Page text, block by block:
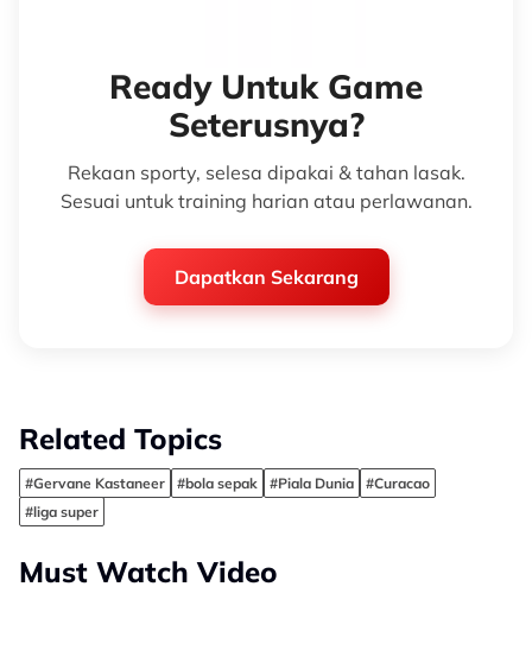
Ready Untuk Game
Seterusnya?
Rekaan sporty, selesa dipakai & tahan lasak.
Sesuai untuk training harian atau perlawanan.
Dapatkan Sekarang
Related Topics
#Gervane Kastaneer #bola sepak #Piala Dunia
#Curacao
#liga super
Must Watch Video